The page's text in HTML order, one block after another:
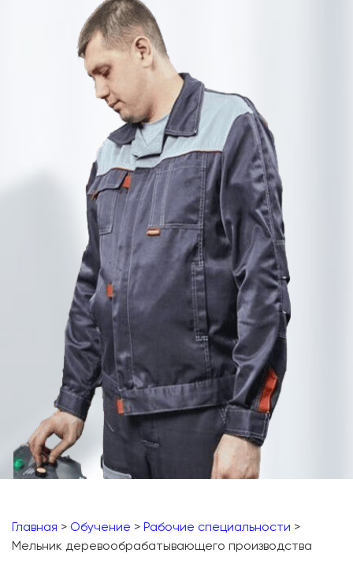
Главная > Обучение > Рабочие специальности >
Мельник деревообрабатывающего производства